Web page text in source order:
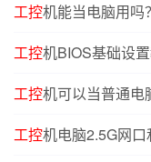
工控机能当电脑用吗
工控机BIOS基础设
工控机可以当普通电
工控机电脑2.5G网口